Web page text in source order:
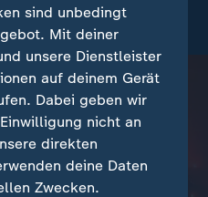
sind unbedingt
Mit deiner
unsere Dienstleister
auf deinem Gerät
Dabei geben wir
nicht an
direkten
deine Daten
Zwecken.